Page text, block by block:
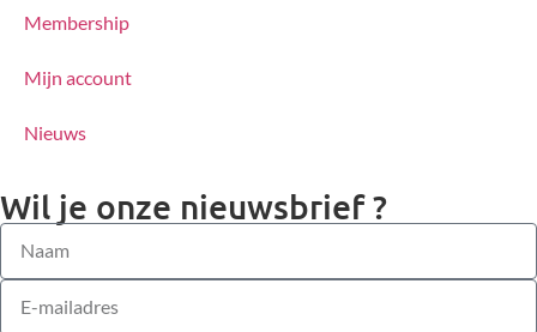
Membership
Mijn account
Nieuws
Wil je onze nieuwsbrief ?